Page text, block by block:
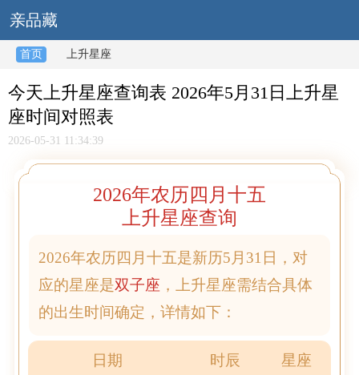
亲品藏
首页 上升星座
今天上升星座查询表 2026年5月31日上升星
座时间对照表
2026-05-31 11:34:39
2026年农历四月十五
上升星座查询
2026年农历四月十五是新历5月31日，对
应的星座是双子座 ，上升星座需结合具体
的出生时间确定，详情如下：
日期 时辰 星座